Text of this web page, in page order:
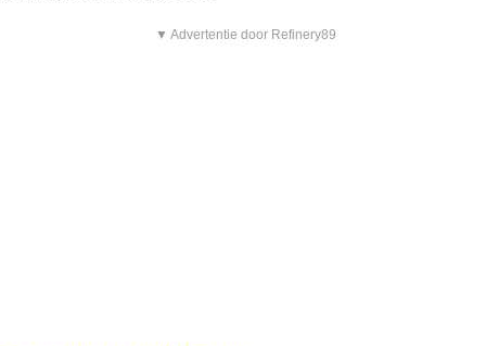
▼ Advertentie door Refinery89